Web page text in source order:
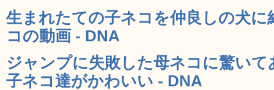
生まれたての子ネコを仲良しの犬に
コの動画 - DNA
ジャンプに失敗した母ネコに驚い
子ネコ達がかわいい - DNA